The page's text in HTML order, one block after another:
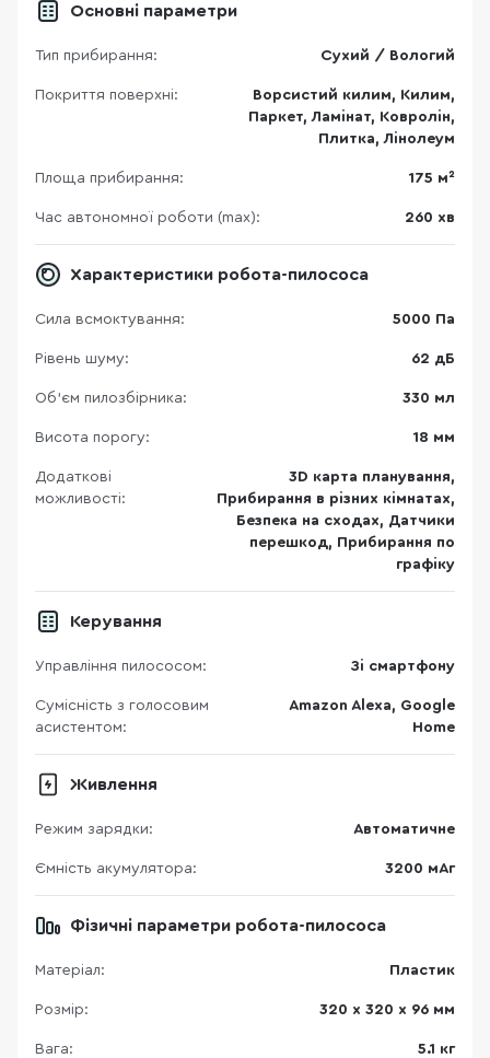
Основні параметри
Тип прибирання: Сухий / Вологий
Покриття поверхні:
Ворсистий килим, Килим,
Паркет, Ламінат, Ковролін,
Плитка, Лінолеум
Площа прибирання: 175 м²
Час автономної роботи (max): 260 хв
Характеристики робота-пилососа
Сила всмоктування: 5000 Па
Рівень шуму: 62 дБ
Об'єм пилозбірника: 330 мл
Висота порогу: 18 мм
Додаткові
можливості:
3D карта планування,
Прибирання в різних кімнатах,
Безпека на сходах, Датчики
перешкод, Прибирання по
графіку
Керування
Управління пилососом: Зі смартфону
Сумісність з голосовим
асистентом:
Amazon Alexa, Google
Home
Живлення
Режим зарядки: Автоматичне
Ємність акумулятора: 3200 мАг
Фізичні параметри робота-пилососа
Матеріал: Пластик
Розмір: 320 х 320 х 96 мм
Вага: 5.1 кг